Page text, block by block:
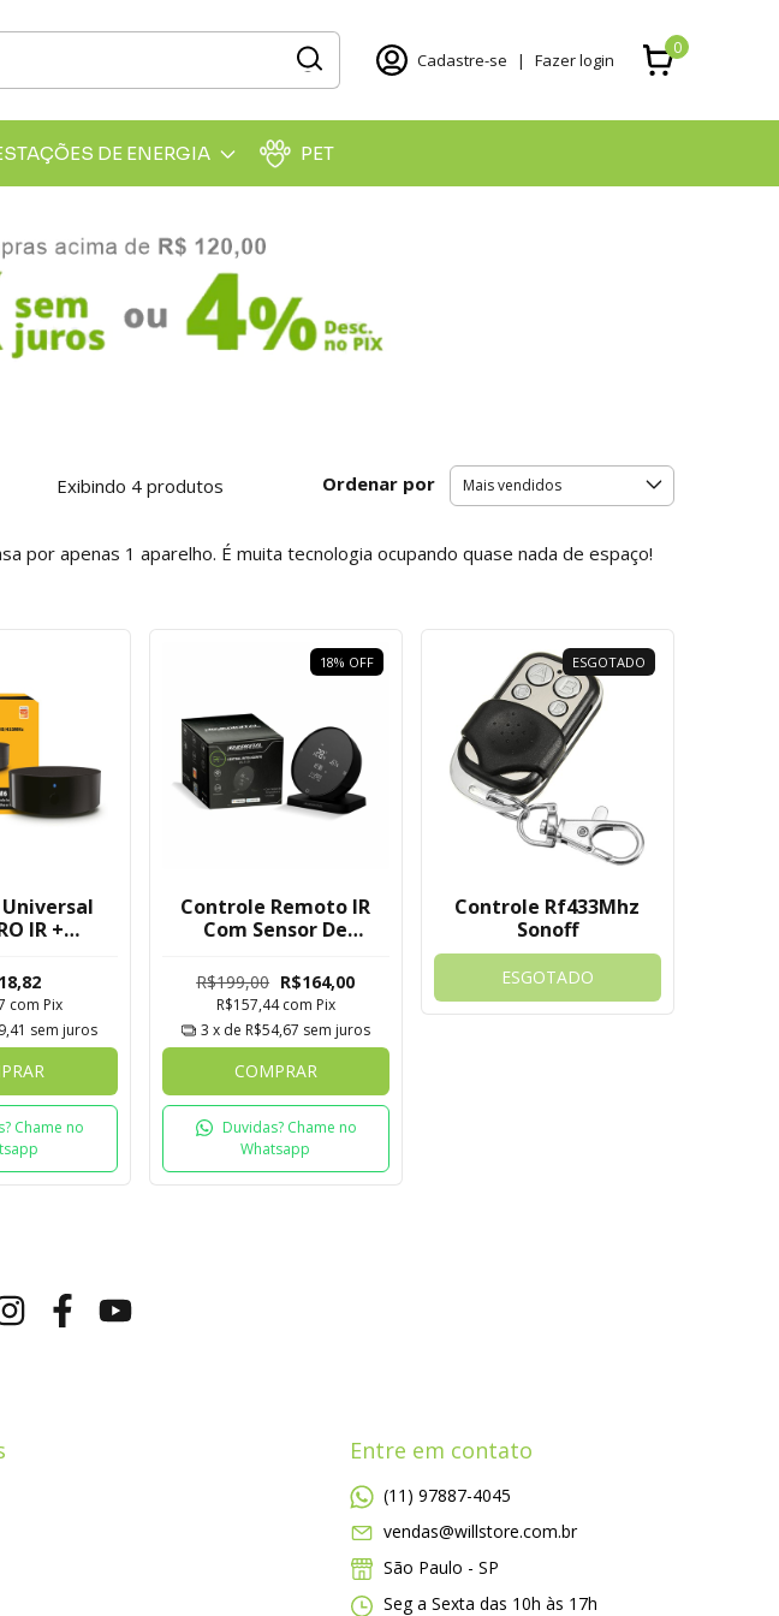
Cadastre-se | Fazer login
0
DE ENERGIA PET
Exibindo 4 produtos Ordenar por
por apenas 1 aparelho. É muita tecnologia ocupando quase nada de espaço!
IR +
Tuya
com Pix
sem juros
Chame no
18% OFF
Controle Remoto IR
Com Sensor De
Umidade Novadigital
Tuya
R$199,00 R$164,00
R$157,44com Pix
3 x de R$54,67 sem juros
COMPRAR
Duvidas? Chame no
Whatsapp
ESGOTADO
Controle Rf433Mhz
Sonoff
ESGOTADO
Entre em contato
(11) 97887-4045
vendas@willstore.com.br
São Paulo - SP
Seg a Sexta das 10h às 17h